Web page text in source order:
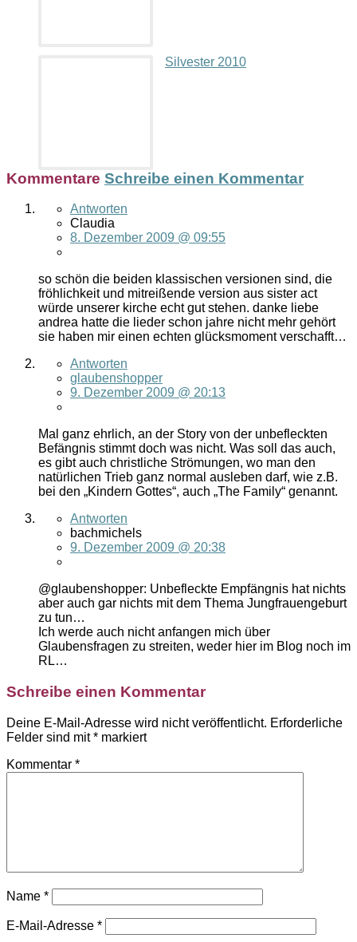
Silvester 2010
Kommentare Schreibe einen Kommentar
Antworten
Claudia
8. Dezember 2009 @ 09:55
so schön die beiden klassischen versionen sind, die
fröhlichkeit und mitreißende version aus sister act
würde unserer kirche echt gut stehen. danke liebe
andrea hatte die lieder schon jahre nicht mehr gehört
sie haben mir einen echten glücksmoment verschafft…
Antworten
glaubenshopper
9. Dezember 2009 @ 20:13
Mal ganz ehrlich, an der Story von der unbefleckten
Befängnis stimmt doch was nicht. Was soll das auch,
es gibt auch christliche Strömungen, wo man den
natürlichen Trieb ganz normal ausleben darf, wie z.B.
bei den „Kindern Gottes“, auch „The Family“ genannt.
Antworten
bachmichels
9. Dezember 2009 @ 20:38
@glaubenshopper: Unbefleckte Empfängnis hat nichts
aber auch gar nichts mit dem Thema Jungfrauengeburt
zu tun…
Ich werde auch nicht anfangen mich über
Glaubensfragen zu streiten, weder hier im Blog noch im
RL…
Schreibe einen Kommentar
Deine E-Mail-Adresse wird nicht veröffentlicht. Erforderliche
Felder sind mit* markiert
Kommentar *
Name *
E-Mail-Adresse *